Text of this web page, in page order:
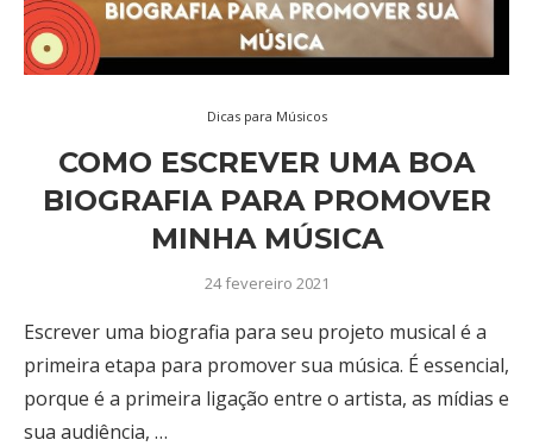
Dicas para Músicos
COMO ESCREVER UMA BOA
BIOGRAFIA PARA PROMOVER
MINHA MÚSICA
24 fevereiro 2021
Escrever uma biografia para seu projeto musical é a
primeira etapa para promover sua música. É essencial,
porque é a primeira ligação entre o artista, as mídias e
sua audiência, …